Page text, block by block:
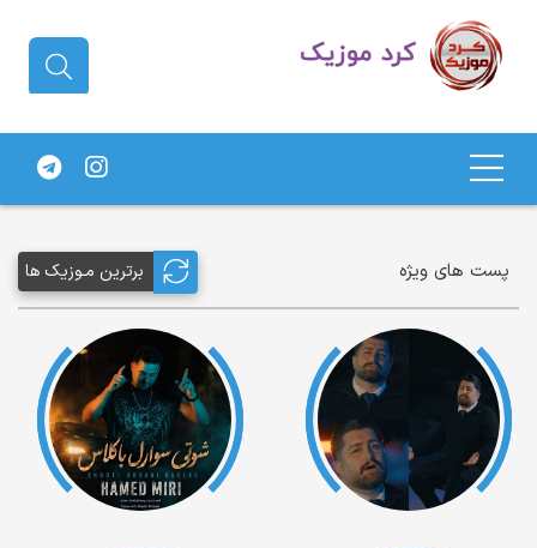
های کردی
پست های ویژه برترین مـوزیک ها